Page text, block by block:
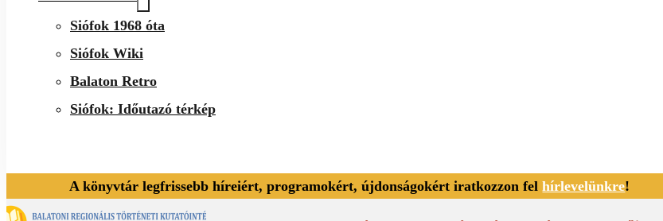
Siófok 1968 óta
Siófok Wiki
Balaton Retro
Siófok: Időutazó térkép
A könyvtár legfrissebb híreiért, programokért, újdonságokért iratkozzon felhírlevelünkre!